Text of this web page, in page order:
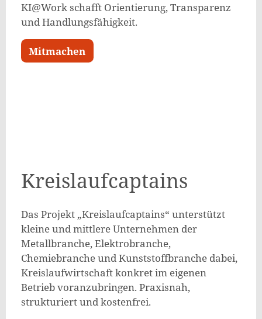
KI@Work schafft Orientierung, Transparenz
und Handlungsfähigkeit.
Mitmachen
Kreislaufcaptains
Das Projekt „Kreislaufcaptains“ unterstützt
kleine und mittlere Unternehmen der
Metallbranche, Elektrobranche,
Chemiebranche und Kunststoffbranche dabei,
Kreislaufwirtschaft konkret im eigenen
Betrieb voranzubringen. Praxisnah,
strukturiert und kostenfrei.